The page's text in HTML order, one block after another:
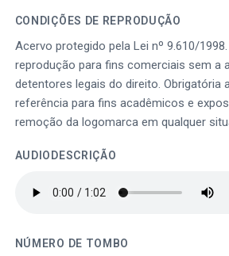
CONDIÇÕES DE REPRODUÇÃO
Acervo protegido pela Lei nº 9.610/
reprodução para fins comerciais sem a
detentores legais do direito. Obrigatória
referência para fins acadêmicos e
remoção da logomarca em qualquer
AUDIODESCRIÇÃO
NÚMERO DE TOMBO